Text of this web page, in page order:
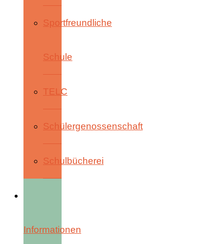
Sportfreundliche
Schule
TELC
Schülergenossenschaft
Schulbücherei
Informationen